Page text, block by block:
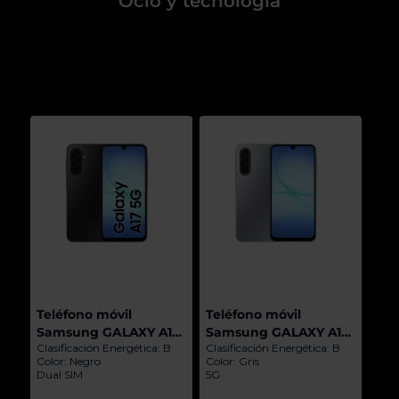
Teléfono móvil
Samsung GALAXY A17
5G BLACK
Clasificación Energética: B
Color: Negro
Dual SIM
Teléfono móvil
Samsung GALAXY A17
5G GRAY
Clasificación Energética: B
Color: Gris
5G